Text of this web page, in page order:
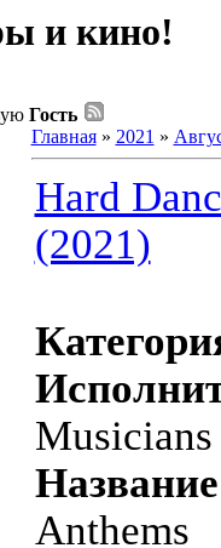
и кино!
Гость
Главная» 2021 »
Hard
(2021)
Musicians
Anthems